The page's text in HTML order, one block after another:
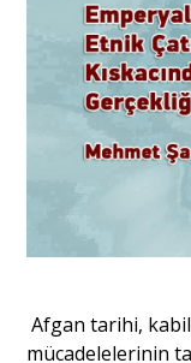
Afgan tarihi,
mücadelelerinin